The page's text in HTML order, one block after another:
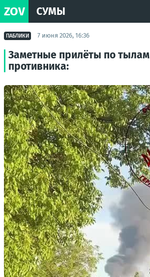
ZOV СУМЫ
ПАБЛИКИ 7 июня 2026, 16:36
Заметные прилёты по тылам
противника: